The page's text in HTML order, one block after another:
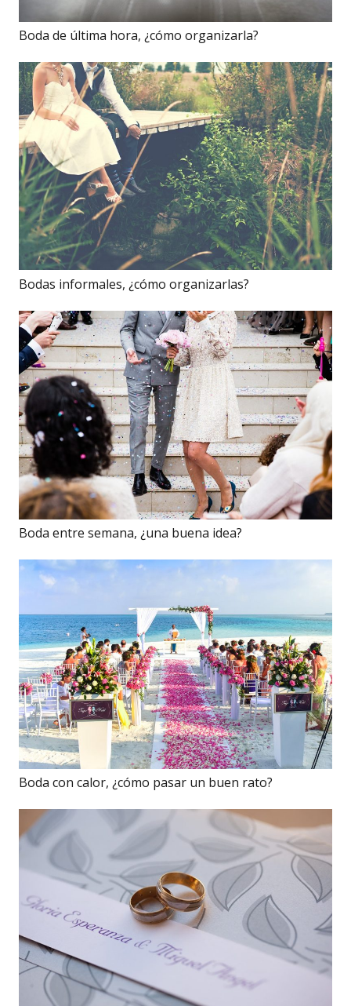
Boda de última hora, ¿cómo organizarla?
Bodas informales, ¿cómo organizarlas?
Boda entre semana, ¿una buena idea?
Boda con calor, ¿cómo pasar un buen rato?